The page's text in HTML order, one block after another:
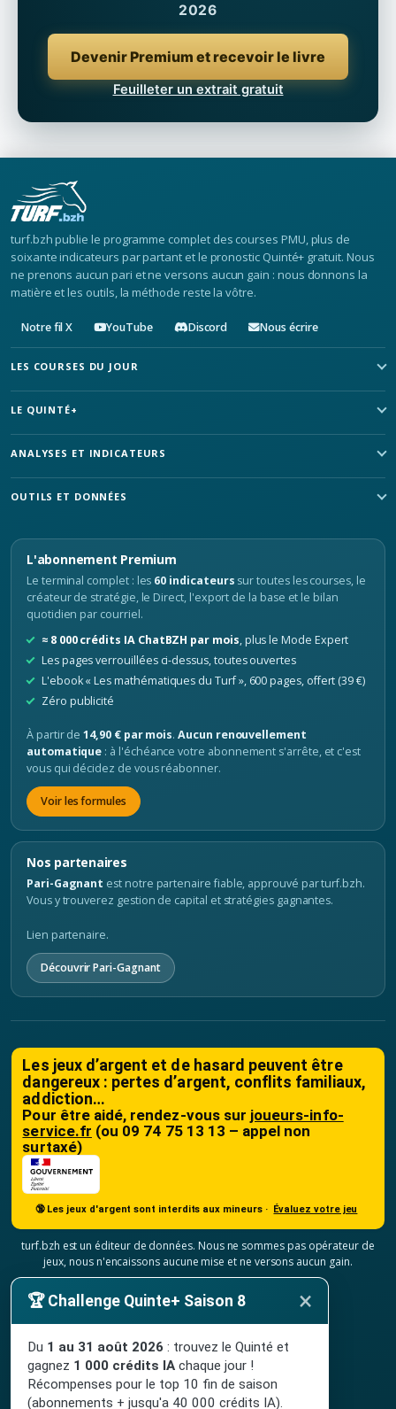
2026
Devenir Premium et recevoir le livre
Feuilleter un extrait gratuit
turf.bzh publie le programme complet des courses PMU, plus de
soixante indicateurs par partant et le pronostic Quinté+ gratuit. Nous
ne prenons aucun pari et ne versons aucun gain : nous donnons la
matière et les outils, la méthode reste la vôtre.
Notre fil X YouTube Discord Nous écrire
LES COURSES DU JOUR
LE QUINTÉ+
ANALYSES ET INDICATEURS
OUTILS ET DONNÉES
L'abonnement Premium
Le terminal complet : les 60 indicateurs sur toutes les courses, le
créateur de stratégie, le Direct, l'export de la base et le bilan
quotidien par courriel.
≈ 8 000 crédits IA ChatBZH par mois, plus le Mode Expert
Les pages verrouillées ci-dessus, toutes ouvertes
L'ebook « Les mathématiques du Turf », 600 pages, offert (39 €)
Zéro publicité
À partir de14,90 € par mois.Aucun renouvellement
automatique : à l'échéance votre abonnement s'arrête, et c'est
vous qui décidez de vous réabonner.
Voir les formules
Nos partenaires
Pari-Gagnant est notre partenaire fiable, approuvé par turf.bzh.
Vous y trouverez gestion de capital et stratégies gagnantes.
Lien partenaire.
Découvrir Pari-Gagnant
Les jeux d’argent et de hasard peuvent être
dangereux : pertes d’argent, conflits familiaux,
addiction…
Pour être aidé, rendez-vous sur joueurs-info-
service.fr (ou 09 74 75 13 13 – appel non
surtaxé)
🔞 Les jeux d'argent sont interdits aux mineurs · Évaluez votre jeu
turf.bzh est un éditeur de données. Nous ne sommes pas opérateur de
jeux, nous n'encaissons aucune mise et ne versons aucun gain.
Mentions légales
Conditions générales de vente
À propos
Contact
Confidentialité
🏆 Challenge Quinte+ Saison 8 ×
Du 1 au 31 août 2026 : trouvez le Quinté et
gagnez 1 000 crédits IA chaque jour !
Récompenses pour le top 10 fin de saison
(abonnements + jusqu'a 40 000 crédits IA).